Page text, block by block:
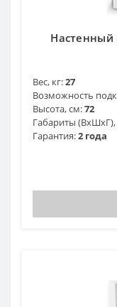
Настенный
Вес, кг:27
Возможность
Высота, см:72
Габариты
Гарантия:2 года